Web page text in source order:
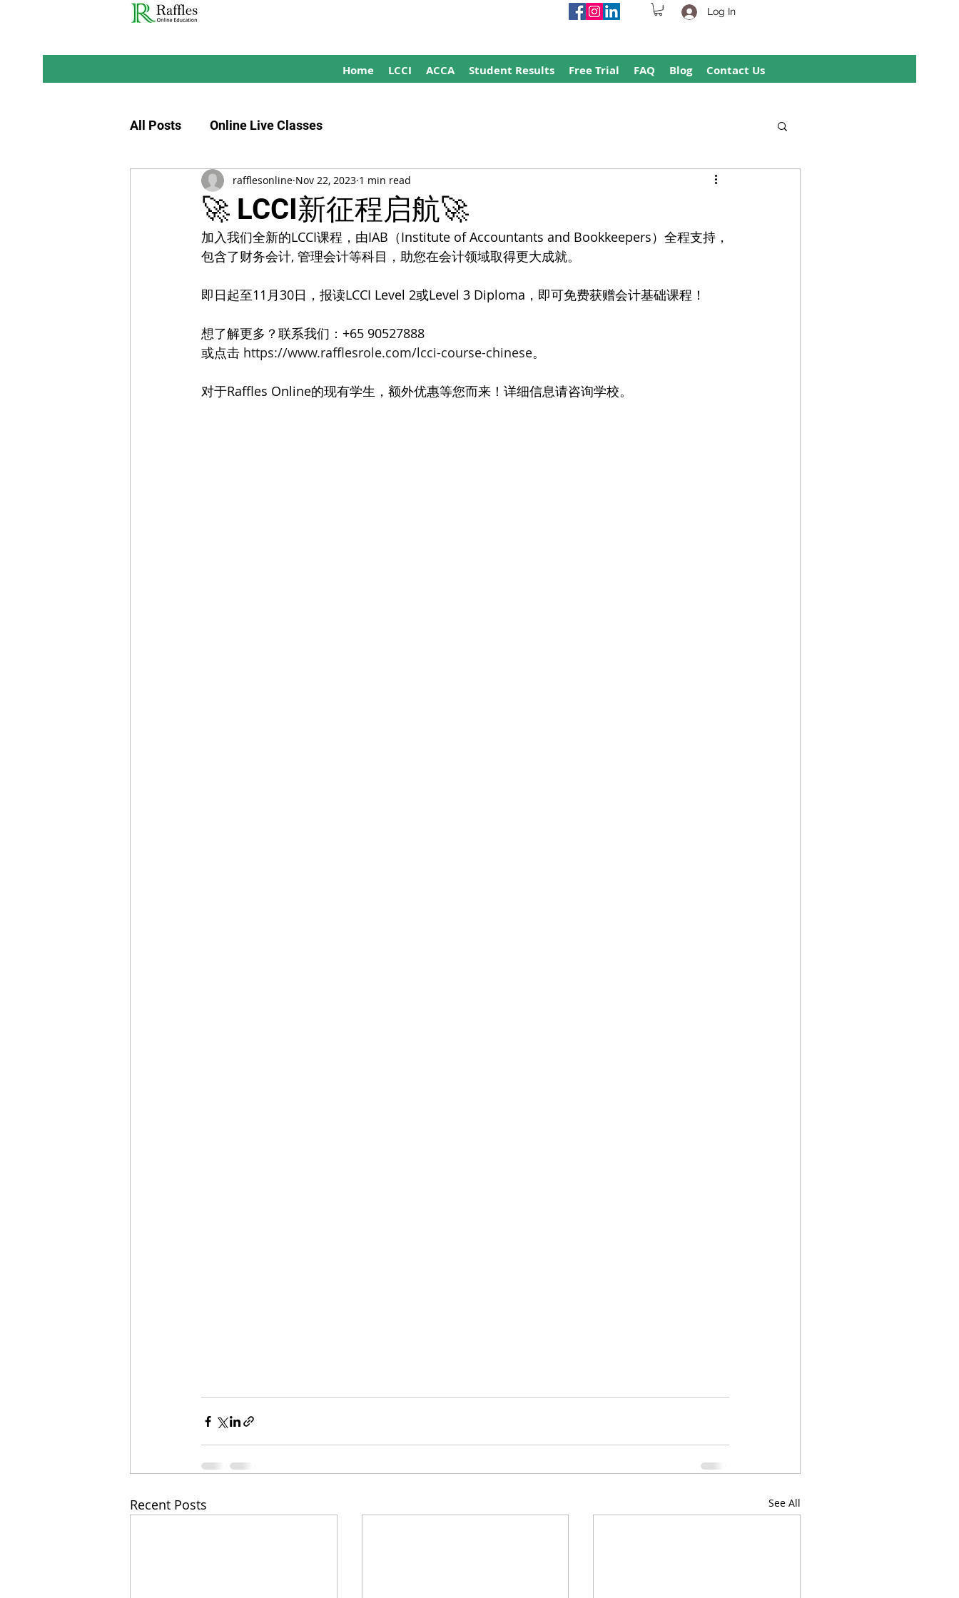
Log In
Home LCCI ACCA Student Results Free Trial FAQ Blog Contact Us
All Posts Online Live Classes
🚀 LCCI新征程启航🚀
rafflesonline Nov 22, 2023 1 min read
加入我们全新的LCCI课程，由IAB（Institute of Accountants and Bookkeepers）全程支持，
包含了财务会计, 管理会计等科目，助您在会计领域取得更大成就。
即日起至11月30日，报读LCCI Level 2或Level 3 Diploma，即可免费获赠会计基础课程！
想了解更多？联系我们：+65 90527888
或点击 https://www.rafflesrole.com/lcci-course-chinese。
对于Raffles Online的现有学生，额外优惠等您而来！详细信息请咨询学校。
Recent Posts See All